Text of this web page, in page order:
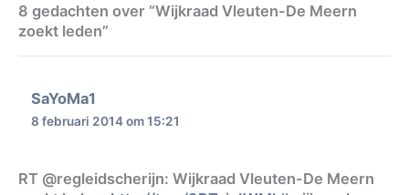
8 gedachten over “Wijkraad Vleuten-De Meern
zoekt leden”
SaYoMa1
8 februari 2014 om 15:21
RT @regleidscherijn: Wijkraad Vleuten-De Meern